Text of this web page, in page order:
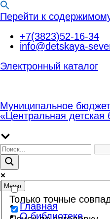
Перейти к
+7(3823)52-16-34
info@detskaya-
Электронный каталог
Муниципальное
«Центральная
Только точные
Меню
Главная
О библиотеке